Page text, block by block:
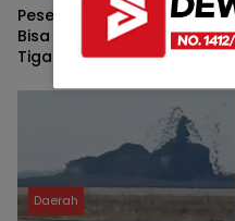
Peserta Muktamar NU 2026
Bisa Nikmati Pijat Gratis,
Tiga Posko Disiapkan di
Daerah